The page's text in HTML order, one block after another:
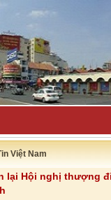
1 tỉ USD do _
Việt Nam
lại Hội nghị thượng